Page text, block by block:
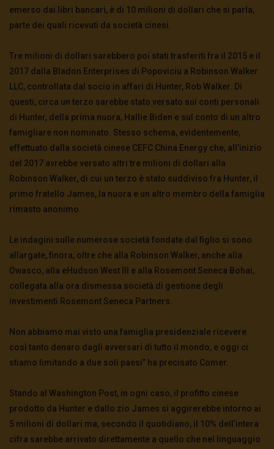
emerso dai libri bancari, è di 10 milioni di dollari che si parla,
parte dei quali ricevuti da società cinesi.
Tre milioni di dollari sarebbero poi stati trasferiti fra il 2015 e il
2017 dalla Bladon Enterprises di Popoviciu a Robinson Walker
LLC, controllata dal socio in affari di Hunter, Rob Walker. Di
questi, circa un terzo sarebbe stato versato sui conti personali
di Hunter, della prima nuora, Hallie Biden e sul conto di un altro
famigliare non nominato. Stesso schema, evidentemente,
effettuato dalla società cinese CEFC China Energy che, all’inizio
del 2017 avrebbe versato altri tre milioni di dollari alla
Robinson Walker, di cui un terzo è stato suddiviso fra Hunter, il
primo fratello James, la nuora e un altro membro della famiglia
rimasto anonimo.
Le indagini sulle numerose società fondate dal figlio si sono
allargate, finora, oltre che alla Robinson Walker, anche alla
Owasco, alla eHudson West III e alla Rosemont Seneca Bohai,
collegata alla ora dismessa società di gestione degli
investimenti Rosemont Seneca Partners.
Non abbiamo mai visto una famiglia presidenziale ricevere
così tanto denaro dagli avversari di tutto il mondo, e oggi ci
stiamo limitando a due soli paesi” ha precisato Comer.
Stando al Washington Post, in ogni caso, il profitto cinese
prodotto da Hunter e dallo zio James si aggirerebbe intorno ai
5 milioni di dollari ma, secondo il quotidiano, il 10% dell’intera
cifra sarebbe arrivato direttamente a quello che nel linguaggio